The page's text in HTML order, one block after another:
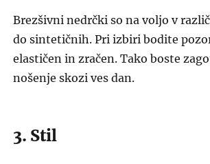
Brezšivni nedrčki so na voljo v
do sintetičnih. Pri izbiri bodite
elastičen in zračen. Tako boste
nošenje skozi ves dan.
3. Stil